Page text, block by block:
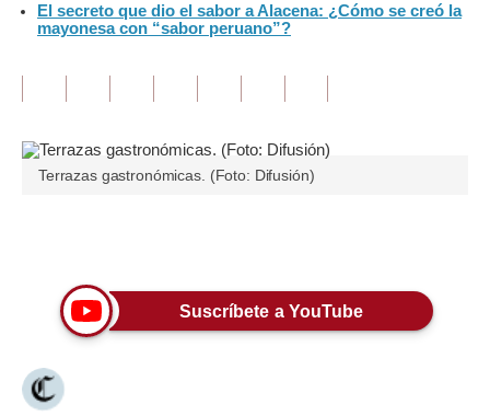
Finanzas Personales
Opinión
Editorial
Tendencias
Viajes
El secreto que dio el sabor a Alacena: ¿Cómo se creó la
mayonesa con “sabor peruano”?
Terrazas gastronómicas. (Foto: Difusión)
Suscríbete a YouTube